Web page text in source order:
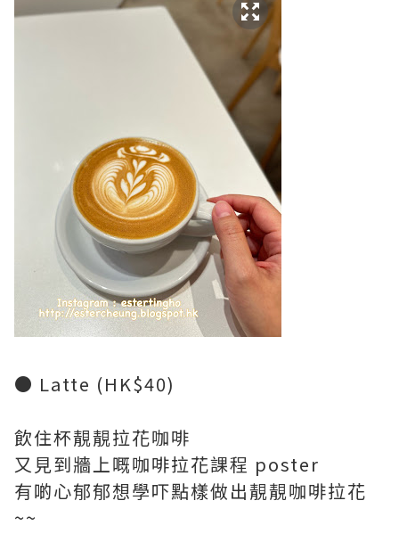
● Latte (HK$40)
飲住杯靚靚拉花咖啡
又見到牆上嘅咖啡拉花課程 poster
有啲心郁郁想學吓點樣做出靚靚咖啡拉花
~~